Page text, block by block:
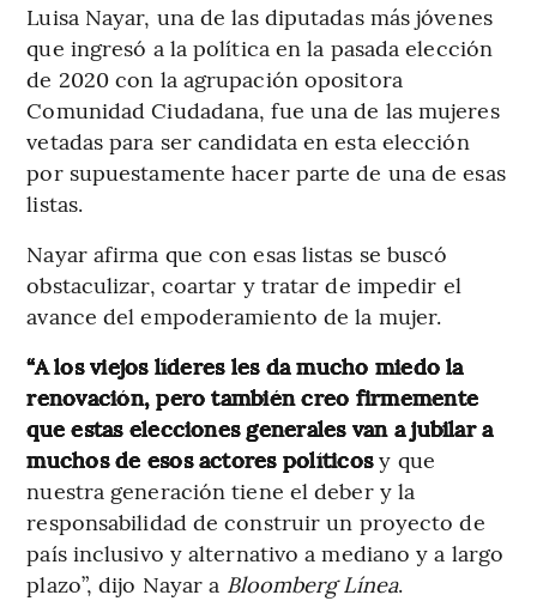
Luisa Nayar, una de las diputadas más jóvenes
que ingresó a la política en la pasada elección
de 2020 con la agrupación opositora
Comunidad Ciudadana, fue una de las mujeres
vetadas para ser candidata en esta elección
por supuestamente hacer parte de una de esas
listas.
Nayar afirma que con esas listas se buscó
obstaculizar, coartar y tratar de impedir el
avance del empoderamiento de la mujer.
“A los viejos líderes les da mucho miedo la
renovación, pero también creo firmemente
que estas elecciones generales van a jubilar a
muchos de esos actores políticosy que
nuestra generación tiene el deber y la
responsabilidad de construir un proyecto de
país inclusivo y alternativo a mediano y a largo
plazo”, dijo Nayar a Bloomberg Línea.